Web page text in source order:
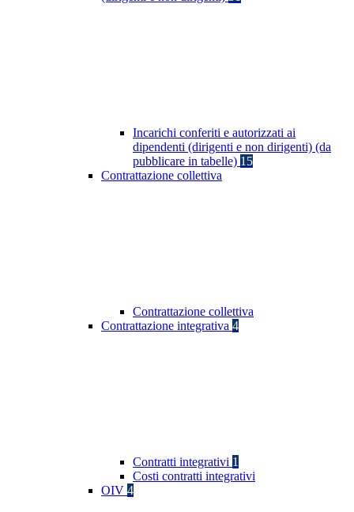
Incarichi conferiti e autorizzati ai
dipendenti (dirigenti e non dirigenti) (da
pubblicare in tabelle) 15
Contrattazione collettiva
Contrattazione collettiva
Contrattazione integrativa 4
Contratti integrativi 1
Costi contratti integrativi
OIV 4